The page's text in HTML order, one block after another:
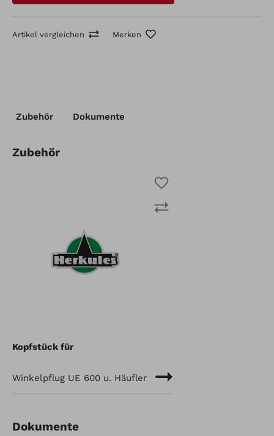
Artikel vergleichen Merken
Winkeldrehpflug UE 510/600 mit Vorschäler
Zubehör Dokumente
Zubehör
Kopfstück für
Winkelpflug UE 600 u. Häufler
Dokumente